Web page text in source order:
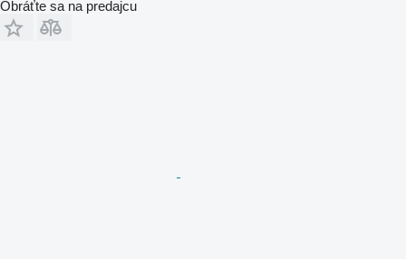
Obráťte sa na predajcu